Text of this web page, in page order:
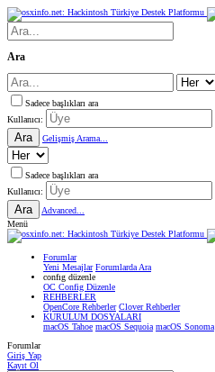
Ara
Sadece başlıkları ara
Kullanıcı:
Ara Gelişmiş Arama...
Sadece başlıkları ara
Kullanıcı:
Ara
Advanced...
Menü
Forumlar
Yeni Mesajlar Forumlarda Ara
confıg düzenle
OC Config Düzenle
REHBERLER
OpenCore Rehberler Clover Rehberler
KURULUM DOSYALARI
macOS Tahoe macOS Sequoia macOS Sonoma
Forumlar
Giriş Yap
Kayıt Ol